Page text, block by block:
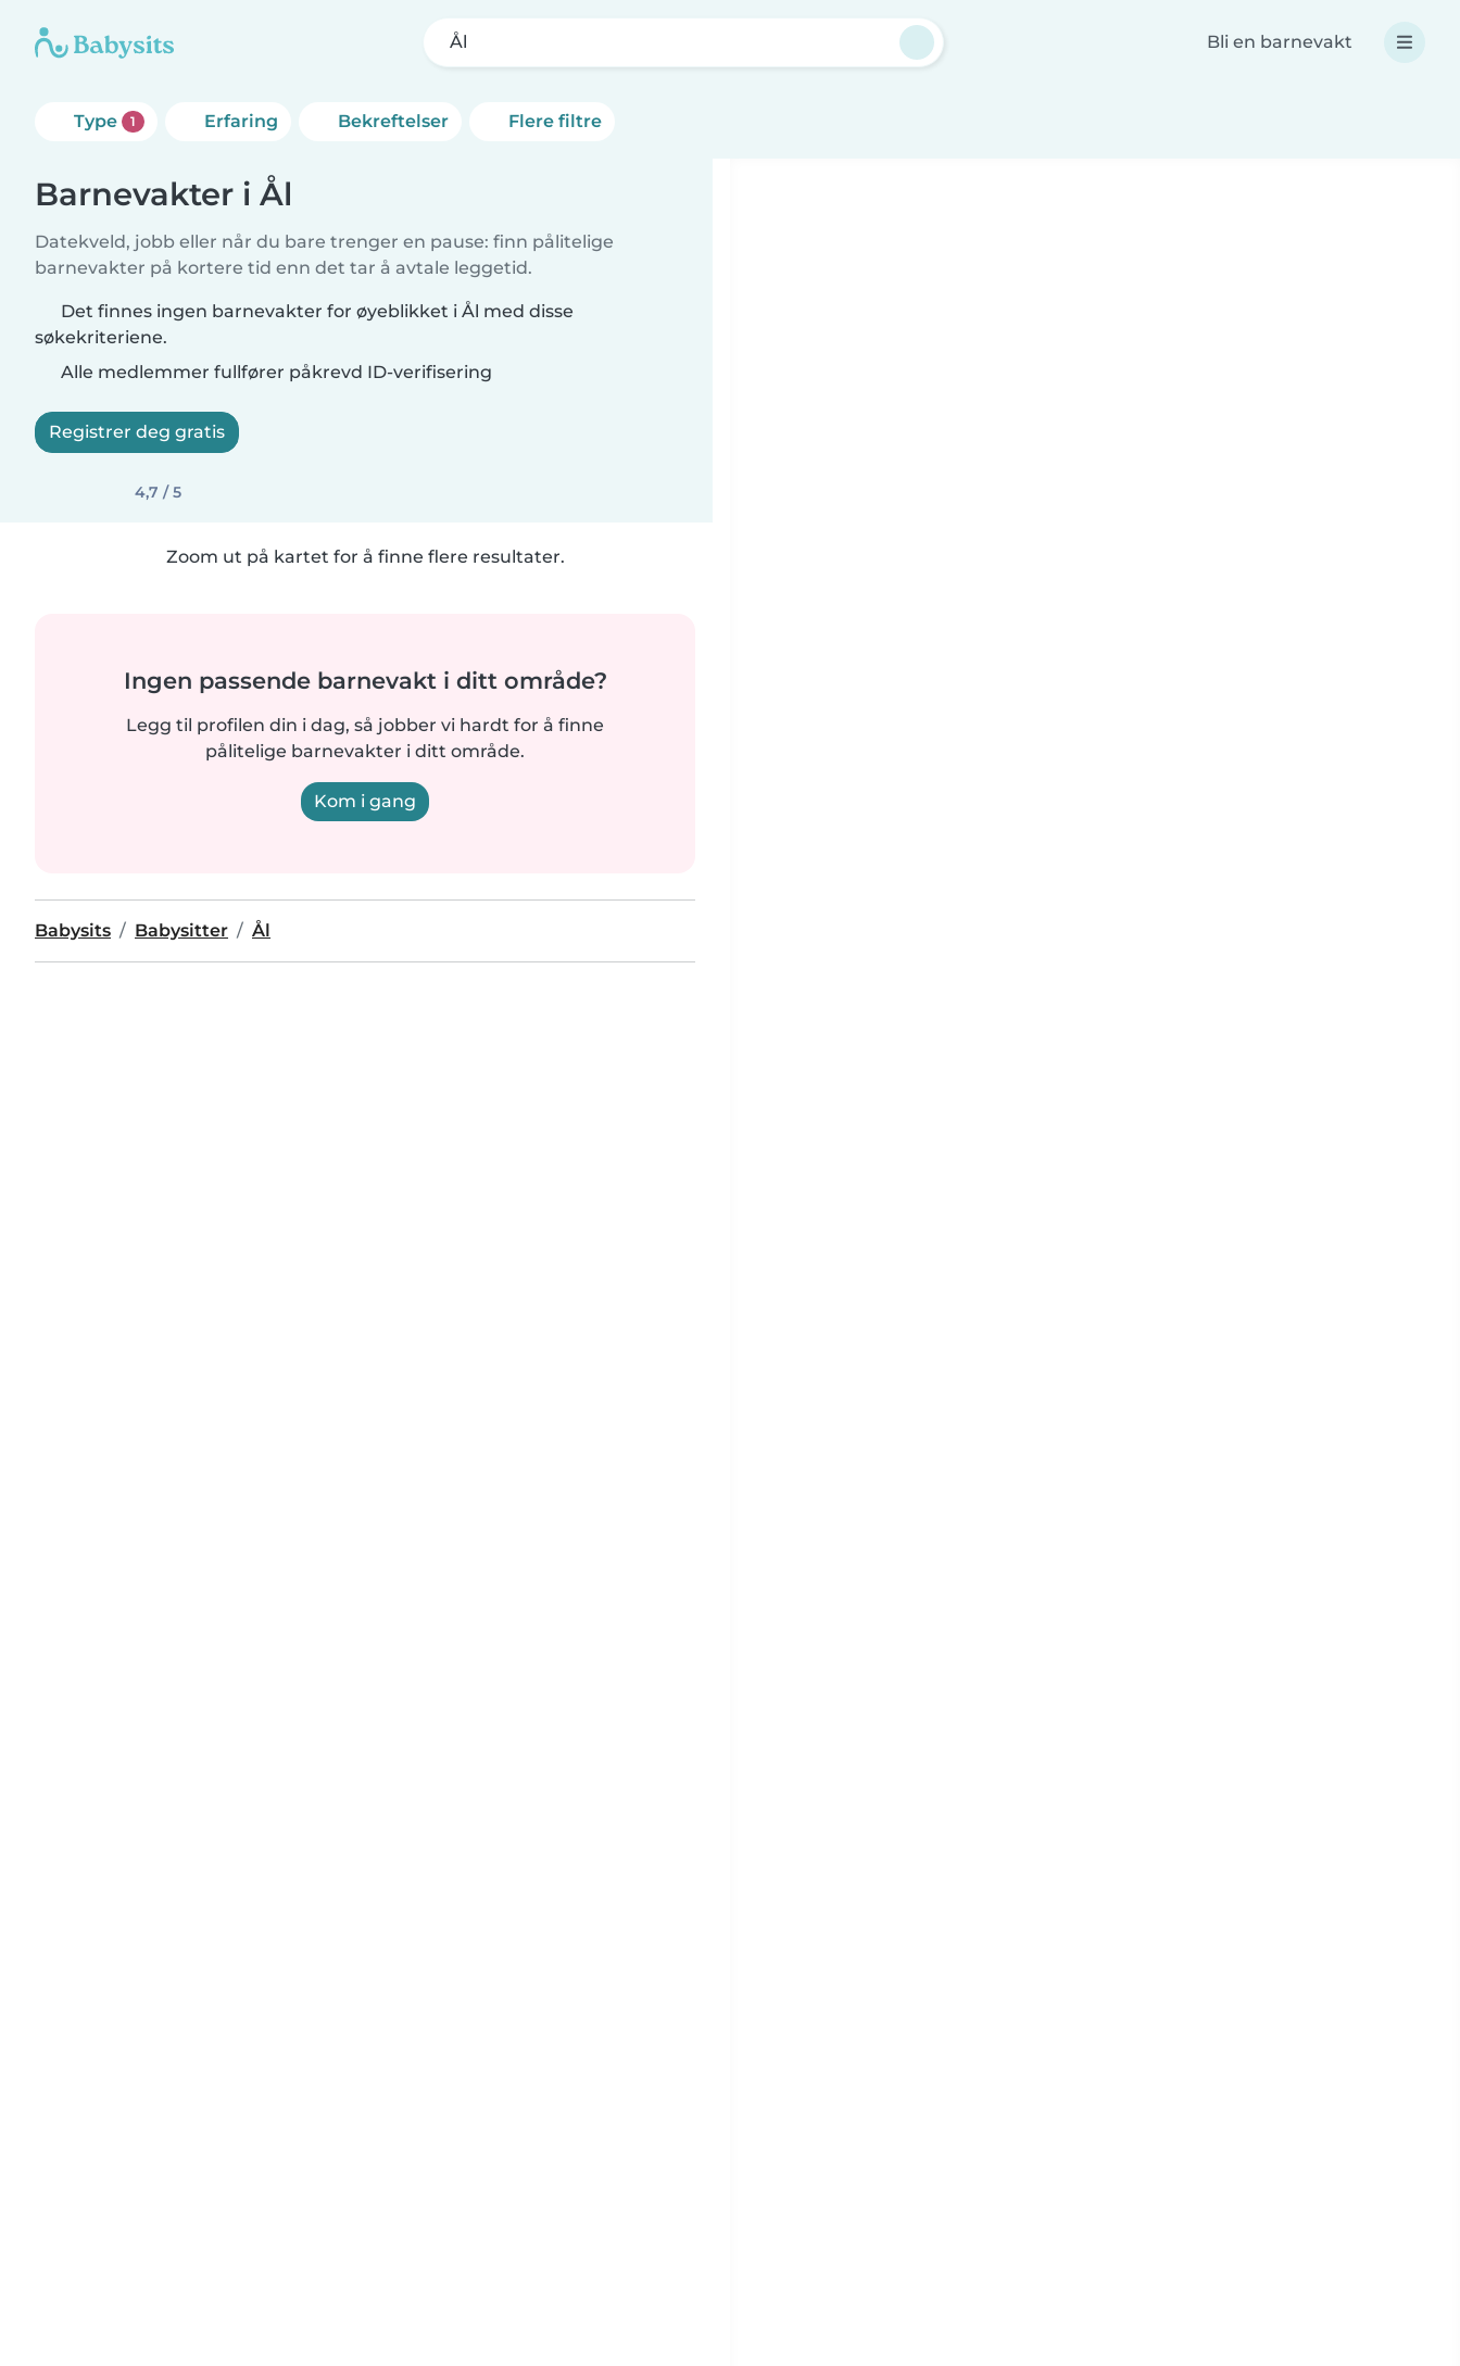
Ål Bli en barnevakt
Type 1 Erfaring Bekreftelser Flere filtre
Barnevakter i Ål
Datekveld, jobb eller når du bare trenger en pause: finn pålitelige
barnevakter på kortere tid enn det tar å avtale leggetid.
Det finnes ingen barnevakter for øyeblikket i Ål med disse
søkekriteriene.
Alle medlemmer fullfører påkrevd ID-verifisering
Registrer deg gratis
4,7 / 5
Zoom ut på kartet for å finne flere resultater.
Ingen passende barnevakt i ditt område?
Legg til profilen din i dag, så jobber vi hardt for å finne
pålitelige barnevakter i ditt område.
Kom i gang
Babysits Babysitter Ål